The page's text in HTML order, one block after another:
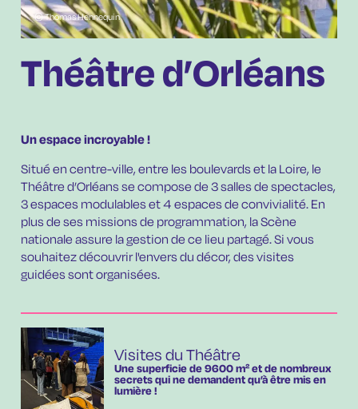
Théâtre d’Orléans
Un espace incroyable !
Situé en centre-ville, entre les boulevards et la Loire, le
Théâtre d’Orléans se compose de 3 salles de spectacles,
3 espaces modulables et 4 espaces de convivialité. En
plus de ses missions de programmation, la Scène
nationale assure la gestion de ce lieu partagé. Si vous
souhaitez découvrir l'envers du décor, des visites
guidées sont organisées.
Visites du Théâtre
Une superficie de 9600 m² et de nombreux
secrets qui ne demandent qu’à être mis en
lumière !
©Thomas Hennequin